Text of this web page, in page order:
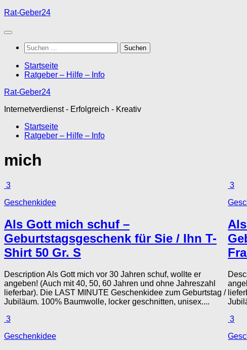
Unter
Inhalt
Rat-Geber24
Suchen
nach:
Startseite
Ratgeber – Hilfe – Info
Rat-Geber24
Internetverdienst - Erfolgreich - Kreativ
Startseite
Ratgeber – Hilfe – Info
mich
3
Geschenkidee
Als Gott mich schuf –
Geburtstagsgeschenk für Sie / Ihn T-
Shirt 50 Gr. S
Description Als Gott mich vor 30 Jahren schuf, wollte er
angeben! (Auch mit 40, 50, 60 Jahren und ohne Jahreszahl
lieferbar). Die LAST MINUTE Geschenkidee zum Geburtstag /
Jubiläum. 100% Baumwolle, locker geschnitten, unisex....
3
3
Geschenkidee
3